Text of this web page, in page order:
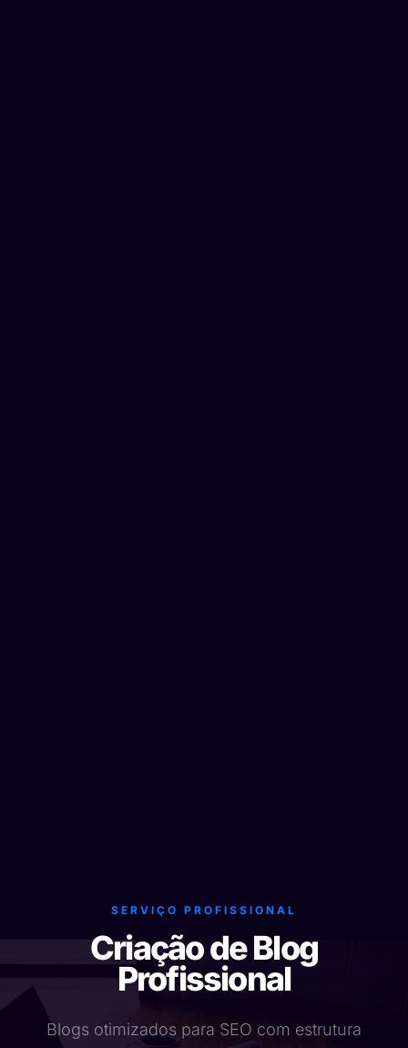
SERVIÇO PROFISSIONAL
Criação de Blog
Profissional
Blogs otimizados para SEO com estrutura